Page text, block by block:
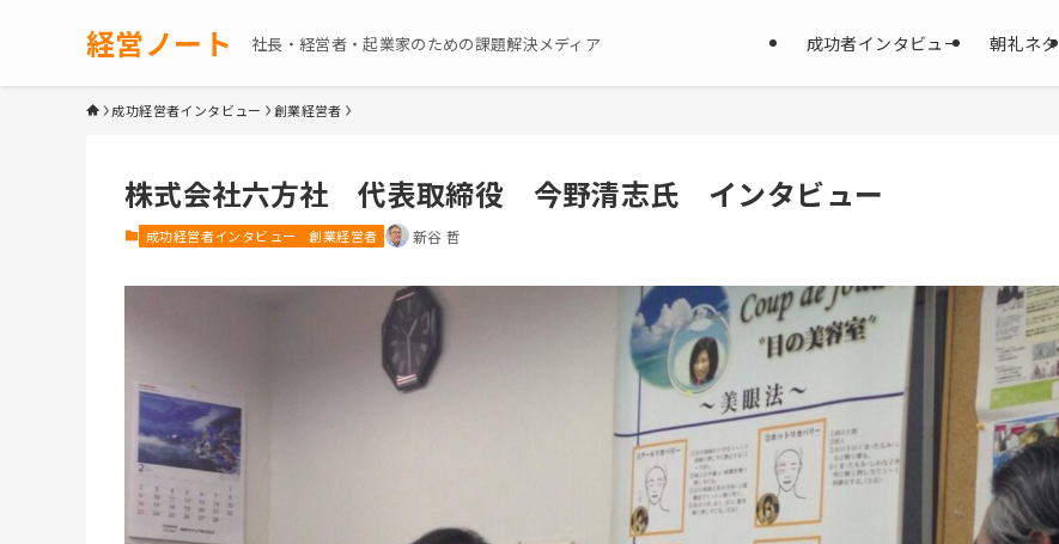
経営ノート 社長・経営者・起業家のための課題解決メディア 成功者インタビュー 朝礼ネタ
成功経営者インタビュー 創業経営者
株式会社六方社 代表取締役 今野清志氏 インタビュー
成功経営者インタビュー 創業経営者 新谷 哲